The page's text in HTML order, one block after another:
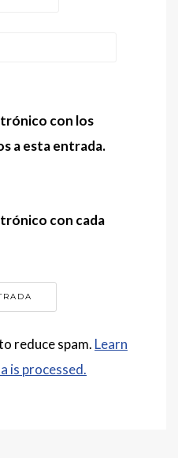
con los
a esta entrada.
con cada
reduce spam. Learn
is processed.